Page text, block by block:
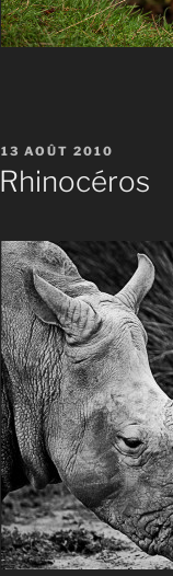
PUBLIÉ
LE
13 AOÛT 2010
Rhinocéros